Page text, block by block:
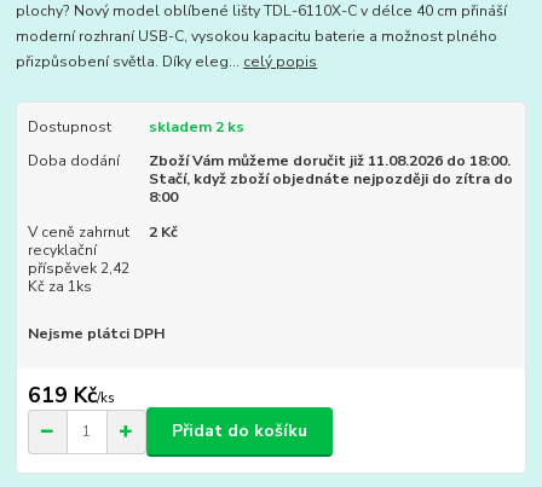
plochy? Nový model oblíbené lišty TDL-6110X-C v délce 40 cm přináší
moderní rozhraní USB-C, vysokou kapacitu baterie a možnost plného
přizpůsobení světla. Díky eleg... celý popis
Dostupnost
skladem 2 ks
Doba dodání
Zboží Vám můžeme doručit již 11.08.2026 do 18:00.
Stačí, když zboží objednáte nejpozději do zítra do
8:00
V ceně zahrnut
recyklační
příspěvek 2,42
Kč za 1ks
2 Kč
Nejsme plátci DPH
619 Kč/ks
Přidat do košíku